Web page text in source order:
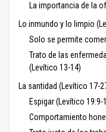
La importancia de la
Lo inmundo y lo limpio
Solo se permite
Trato de las
(Levítico 13-14)
La santidad (Levítico 17-
Espigar (Levítico 19:9-
Comportamiento